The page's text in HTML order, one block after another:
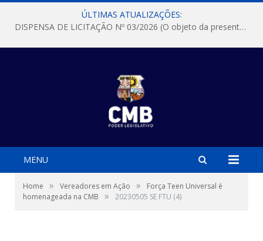
ÚLTIMAS ATUALIZAÇÕES:
DISPENSA DE LICITAÇÃO Nº 03/2026 (O objeto da presente dispensa é a escolha da proposta mais vantajosa para a aquisição, de aparelhos de ar condicionado, tipo Split, com material de instalação e fogão industrial, conforme condições, quantidades e exigências estabelecidas no termo de referencia e neste aviso de contratação direta e seus anexos)
MENU
Home » Vereadores em Ação »
Força Teen Universal é
homenageada na CMB
» 20230505 SE FTU (4)